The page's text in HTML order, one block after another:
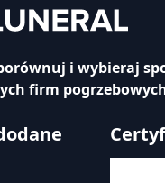
i wybieraj
firm